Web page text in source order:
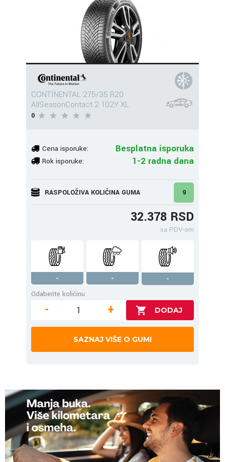
CONTINENTAL 275/35 R20
AllSeasonContact 2 102Y XL
0
Cena isporuke: Besplatna isporuka
Rok isporuke: 1-2 radna dana
RASPOLOŽIVA KOLIČINA GUMA 9
32.378 RSD
sa PDV-om
- -
-
Odaberite količinu
- +
SAZNAJ VIŠE O GUMI